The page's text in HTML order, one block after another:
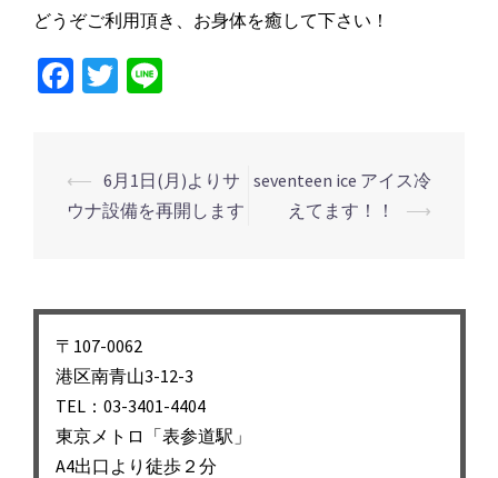
どうぞご利用頂き、お身体を癒して下さい！
Facebook
Twitter
投
稿
ゲ
ー
シ
ョ
ン
⟵ 6月1日(月)よりサ
ウナ設備を再開します
seventeen ice アイス冷
えてます！！
⟶
〒107-0062
港区南青山3-12-3
TEL：03-3401-4404
東京メトロ「表参道駅」
A4出口より徒歩２分